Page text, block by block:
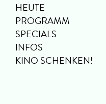
HEUTE
PROGRAMM
SPECIALS
INFOS
KINO SCHENKEN!